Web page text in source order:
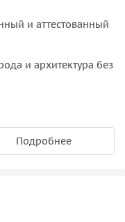
и аттестованный
и архитектура без
Подробнее